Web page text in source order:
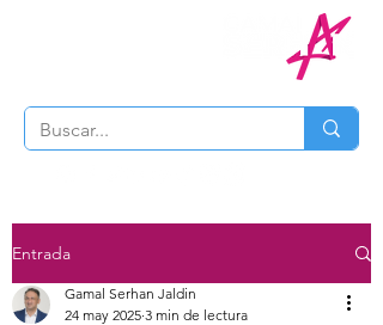
Entrada
Gamal Serhan Jaldin
24 may 2025 3 min de lectura